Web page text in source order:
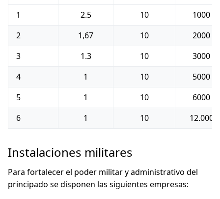
1
2.5 10
1000
2
1,67 10
2000
3
1.3 10
3000
4
1 10
5000
5
1 10
6000
6
1 10 12.000
Instalaciones militares
Para fortalecer el poder militar y administrativo del
principado se disponen las siguientes empresas: